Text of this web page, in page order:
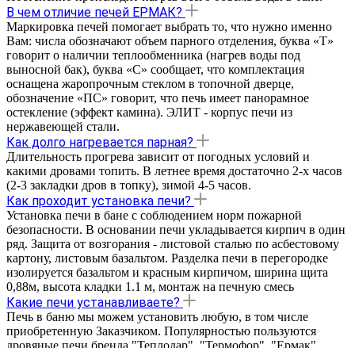
В чем отличие печей ЕРМАК?
Маркировка печей помогает выбрать то, что нужно именно
Вам: числа обозначают объем парного отделения, буква «Т»
говорит о наличии теплообменника (нагрев воды под
выносной бак), буква «С» сообщает, что комплектация
оснащена жаропрочным стеклом в топочной дверце,
обозначение «ПС» говорит, что печь имеет панорамное
остекление (эффект камина). ЭЛИТ - корпус печи из
нержавеющей стали.
Как долго нагревается парная?
Длительность прогрева зависит от погодных условий и
какими дровами топить. В летнее время достаточно 2-х часов
(2-3 закладки дров в топку), зимой 4-5 часов.
Как проходит установка печи?
Установка печи в бане с соблюдением норм пожарной
безопасности. В основании печи укладывается кирпич в один
ряд. Защита от возгорания - листовой сталью по асбестовому
картону, листовым базальтом. Разделка печи в перегородке
изолируется базальтом и красным кирпичом, ширина щита
0,88м, высота кладки 1.1 м, монтаж на печную смесь
Какие печи устанавливаете?
Печь в баню мы можем установить любую, в том числе
приобретенную Заказчиком. Популярностью пользуются